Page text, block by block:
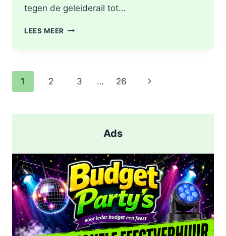
tegen de geleiderail tot…
LEES MEER GEWONDE
ONGEVAL
BERGSCHENHOEK
ROTTERDAM
Paginanavigatie
1 2 3 … 26
Volgende
Ads